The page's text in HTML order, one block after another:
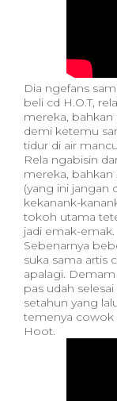
Dia ngefans
beli cd H.O.T,
mereka, bahkan
demi ketemu
tidur di air
Rela ngabisin
mereka,
(yang ini jangan
kekanank-
tokoh utama
jadi emak-emak.
Sebenarnya
suka sama artis
apalagi.
pas udah
setahun yang
temenya cowok
Hoot.